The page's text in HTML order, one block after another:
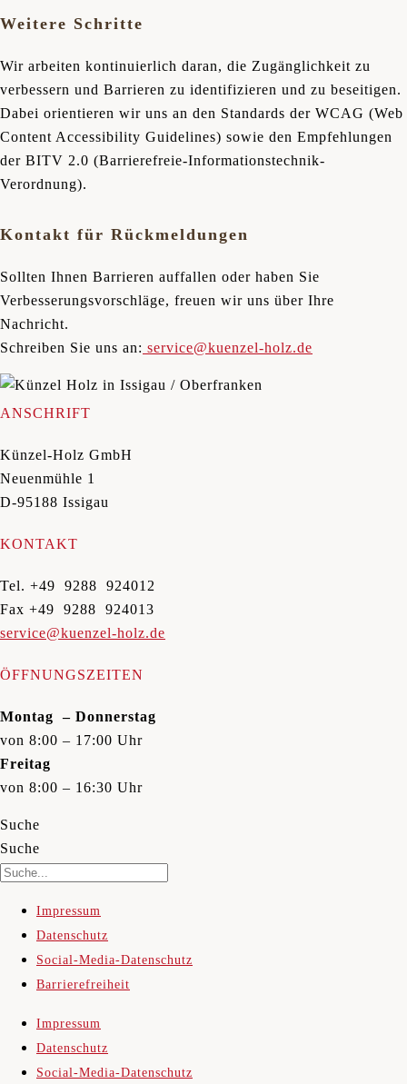
Weitere Schritte
Wir arbeiten kontinuierlich daran, die Zugänglichkeit zu
verbessern und Barrieren zu identifizieren und zu beseitigen.
Dabei orientieren wir uns an den Standards der WCAG (Web
Content Accessibility Guidelines) sowie den Empfehlungen
der BITV 2.0 (Barrierefreie-Informationstechnik-
Verordnung).
Kontakt für Rückmeldungen
Sollten Ihnen Barrieren auffallen oder haben Sie
Verbesserungsvorschläge, freuen wir uns über Ihre
Nachricht.
Schreiben Sie uns an: service@kuenzel-holz.de
ANSCHRIFT
Künzel-Holz GmbH
Neuenmühle 1
D-95188 Issigau
KONTAKT
Tel. +49 9288 924012
Fax +49 9288 924013
service@kuenzel-holz.de
ÖFFNUNGSZEITEN
Montag – Donnerstag
von 8:00 – 17:00 Uhr
Freitag
von 8:00 – 16:30 Uhr
Suche
Suche
Impressum
Datenschutz
Social-Media-Datenschutz
Barrierefreiheit
Impressum
Datenschutz
Social-Media-Datenschutz